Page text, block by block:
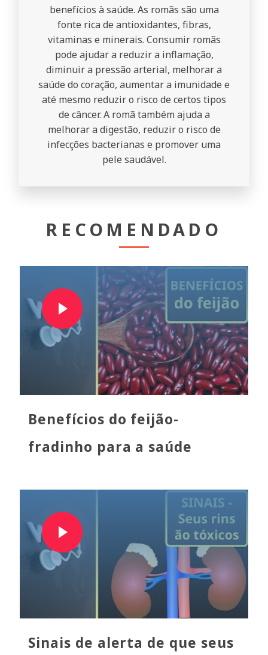
benefícios à saúde. As romãs são uma
fonte rica de antioxidantes, fibras,
vitaminas e minerais. Consumir romãs
pode ajudar a reduzir a inflamação,
diminuir a pressão arterial, melhorar a
saúde do coração, aumentar a imunidade e
até mesmo reduzir o risco de certos tipos
de câncer. A romã também ajuda a
melhorar a digestão, reduzir o risco de
infecções bacterianas e promover uma
pele saudável.
RECOMENDADO
Benefícios do feijão-
fradinho para a saúde
Sinais de alerta de que seus